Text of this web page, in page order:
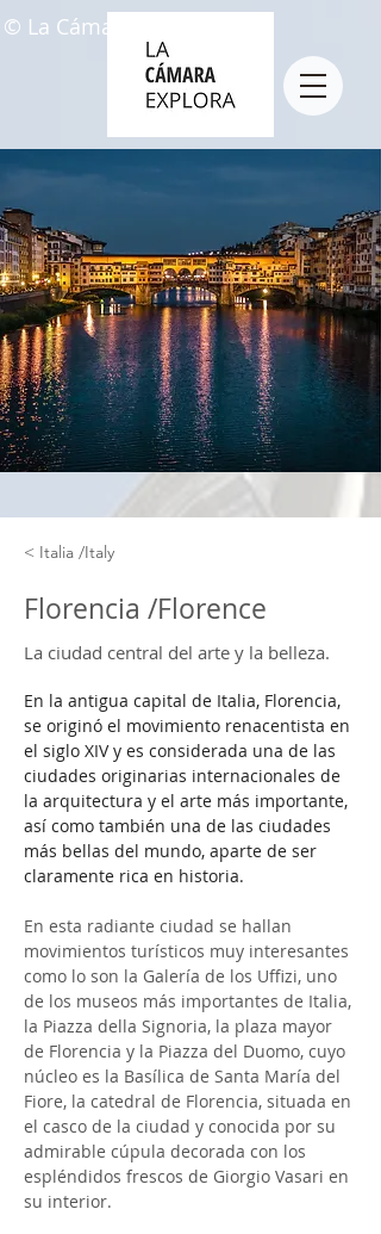
© La Cámara Explora
< Italia /Italy
Florencia /Florence
La ciudad central del arte y la belleza.
En la antigua capital de Italia, Florencia,
se originó el movimiento renacentista en
el siglo XIV y es considerada una de las
ciudades originarias internacionales de
la arquitectura y el arte más importante,
así como también una de las ciudades
más bellas del mundo, aparte de ser
claramente rica en historia.
En esta radiante ciudad se hallan
movimientos turísticos muy interesantes
como lo son la Galería de los Uffizi, uno
de los museos más importantes de Italia,
la Piazza della Signoria, la plaza mayor
de Florencia y la Piazza del Duomo, cuyo
núcleo es la Basílica de Santa María del
Fiore, la catedral de Florencia, situada en
el casco de la ciudad y conocida por su
admirable cúpula decorada con los
espléndidos frescos de Giorgio Vasari en
su interior.